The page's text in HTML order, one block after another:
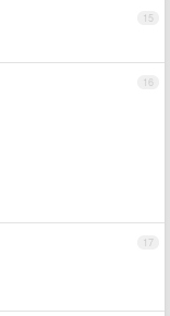
15
16
17